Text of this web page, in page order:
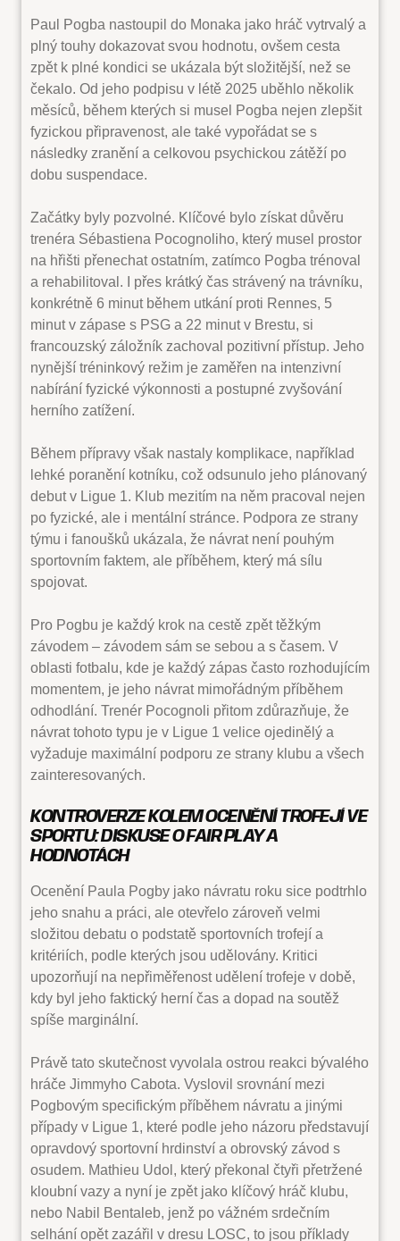
Paul Pogba nastoupil do Monaka jako hráč vytrvalý a
plný touhy dokazovat svou hodnotu, ovšem cesta
zpět k plné kondici se ukázala být složitější, než se
čekalo. Od jeho podpisu v létě 2025 uběhlo několik
měsíců, během kterých si musel Pogba nejen zlepšit
fyzickou připravenost, ale také vypořádat se s
následky zranění a celkovou psychickou zátěží po
dobu suspendace.
Začátky byly pozvolné. Klíčové bylo získat důvěru
trenéra Sébastiena Pocognoliho, který musel prostor
na hřišti přenechat ostatním, zatímco Pogba trénoval
a rehabilitoval. I přes krátký čas strávený na trávníku,
konkrétně 6 minut během utkání proti Rennes, 5
minut v zápase s PSG a 22 minut v Brestu, si
francouzský záložník zachoval pozitivní přístup. Jeho
nynější tréninkový režim je zaměřen na intenzivní
nabírání fyzické výkonnosti a postupné zvyšování
herního zatížení.
Během přípravy však nastaly komplikace, například
lehké poranění kotníku, což odsunulo jeho plánovaný
debut v Ligue 1. Klub mezitím na něm pracoval nejen
po fyzické, ale i mentální stránce. Podpora ze strany
týmu i fanoušků ukázala, že návrat není pouhým
sportovním faktem, ale příběhem, který má sílu
spojovat.
Pro Pogbu je každý krok na cestě zpět těžkým
závodem – závodem sám se sebou a s časem. V
oblasti fotbalu, kde je každý zápas často rozhodujícím
momentem, je jeho návrat mimořádným příběhem
odhodlání. Trenér Pocognoli přitom zdůrazňuje, že
návrat tohoto typu je v Ligue 1 velice ojedinělý a
vyžaduje maximální podporu ze strany klubu a všech
zainteresovaných.
KONTROVERZE KOLEM OCENĚNÍ TROFEJÍ VE
SPORTU: DISKUSE O FAIR PLAY A
HODNOTÁCH
Ocenění Paula Pogby jako návratu roku sice podtrhlo
jeho snahu a práci, ale otevřelo zároveň velmi
složitou debatu o podstatě sportovních trofejí a
kritériích, podle kterých jsou udělovány. Kritici
upozorňují na nepřiměřenost udělení trofeje v době,
kdy byl jeho faktický herní čas a dopad na soutěž
spíše marginální.
Právě tato skutečnost vyvolala ostrou reakci bývalého
hráče Jimmyho Cabota. Vyslovil srovnání mezi
Pogbovým specifickým příběhem návratu a jinými
případy v Ligue 1, které podle jeho názoru představují
opravdový sportovní hrdinství a obrovský závod s
osudem. Mathieu Udol, který překonal čtyři přetržené
kloubní vazy a nyní je zpět jako klíčový hráč klubu,
nebo Nabil Bentaleb, jenž po vážném srdečním
selhání opět zazářil v dresu LOSC, to jsou příklady